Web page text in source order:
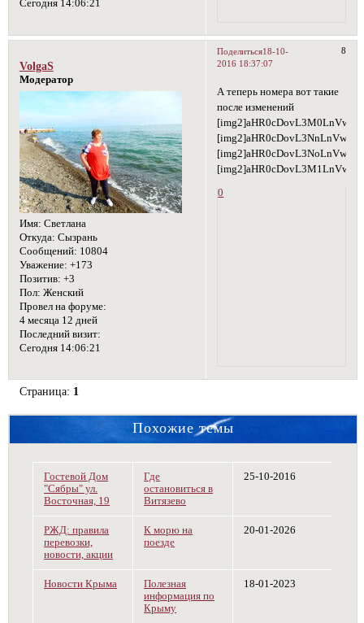
Сегодня 14:06:21
Поделиться 8
18-10-
2016 18:37:07
VolgaS
Модератор
Имя: Светлана
Откуда: Сызрань
Сообщений: 10804
Уважение: +173
Позитив: +3
Пол: Женский
Провел на форуме:
4 месяца 12 дней
Последний визит:
Сегодня 14:06:21
А теперь номера вот такие
после изменений
0
Страница: 1
Похожие темы
Гостевой Дом
"Сябры" ул.
Восточная, 19
Где
остановиться в
Витязево
25-10-2016
РЖД: правила
перевозки,
новости, акции
К морю на
поезде
20-01-2026
Новости Крыма
Полезная
информация по
Крыму
18-01-2023